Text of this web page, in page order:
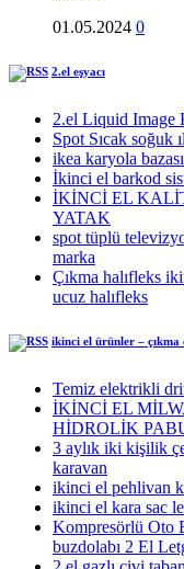
01.05.2024 0
2.el eşyacı
2.el Liquid Image
Spot Sıcak soğuk
ikea karyola
İkinci el barkod
İKİNCİ EL
YATAK
spot tüplü
marka
Çıkma halıfleks
ucuz halıfleks
ikinci el ürünler – çıkma
Temiz elektrikli
İKİNCİ EL
HİDROLİK
3 aylık iki kişilik
karavan
ikinci el pehlivan
ikinci el kara sac
Kompresörlü Oto
buzdolabı 2 El